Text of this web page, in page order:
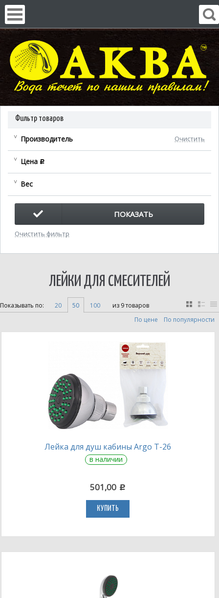
Фильтр товаров
Производитель Очистить
Цена c
Вес
ПОКАЗАТЬ
Очистить фильтр
ЛЕЙКИ ДЛЯ СМЕСИТЕЛЕЙ
Показывать по: 20 50 100
из 9 товаров
По цене
По популярности
Лейка для душ кабины Argo T-26
в наличии
501,00 c
КУПИТЬ